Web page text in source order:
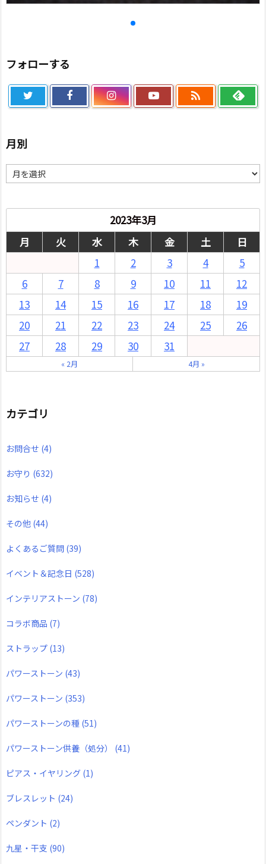
フォローする

月別
別
2023年3月
月
火 水 木 金 土
日
1
2 3 4
5
6
7 8 9 10 11
12
13
14 15 16 17 18
19
20
21 22 23 24 25
26
27
28 29 30 31
« 2月 4月 »
カテゴリ
お問合せ (4)
お守り (632)
お知らせ (4)
その他 (44)
よくあるご質問 (39)
イベント＆記念日 (528)
インテリアストーン (78)
コラボ商品 (7)
ストラップ (13)
パワーストーン (43)
パワーストーン (353)
パワーストーンの種 (51)
パワーストーン供養（処分） (41)
ピアス・イヤリング (1)
ブレスレット (24)
ペンダント (2)
九星・干支 (90)